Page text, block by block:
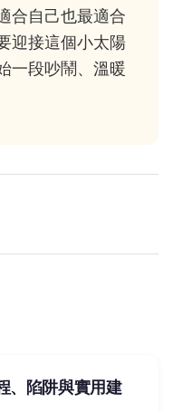
合自己也最適合
迎接這個小太陽
一段吵鬧、溫暖
、陷阱與實用建